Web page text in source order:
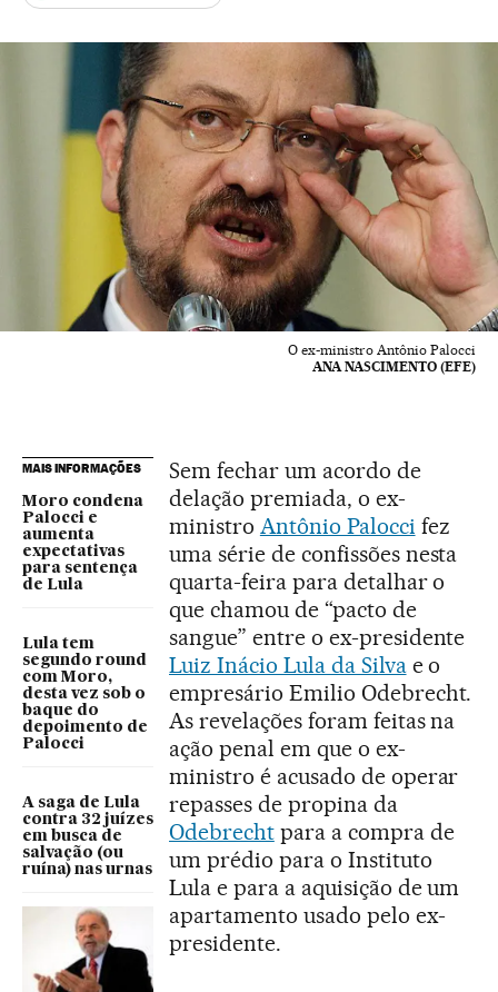
O ex-ministro Antônio Palocci
ANA NASCIMENTO (EFE)
MAIS INFORMAÇÕES
Moro condena
Palocci e
aumenta
expectativas
para sentença
de Lula
Lula tem
segundo round
com Moro,
desta vez sob o
baque do
depoimento de
Palocci
A saga de Lula
contra 32 juízes
em busca de
salvação (ou
ruína) nas urnas
Sem fechar um acordo de
delação premiada, o ex-
ministro Antônio Palocci fez
uma série de confissões nesta
quarta-feira para detalhar o
que chamou de “pacto de
sangue” entre o ex-presidente
Luiz Inácio Lula da Silvae o
empresário Emilio Odebrecht.
As revelações foram feitas na
ação penal em que o ex-
ministro é acusado de operar
repasses de propina da
Odebrechtpara a compra de
um prédio para o Instituto
Lula e para a aquisição de um
apartamento usado pelo ex-
presidente.